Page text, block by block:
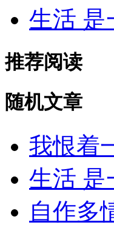
生活
推荐阅读
随机文章
我恨着
生活
自作多